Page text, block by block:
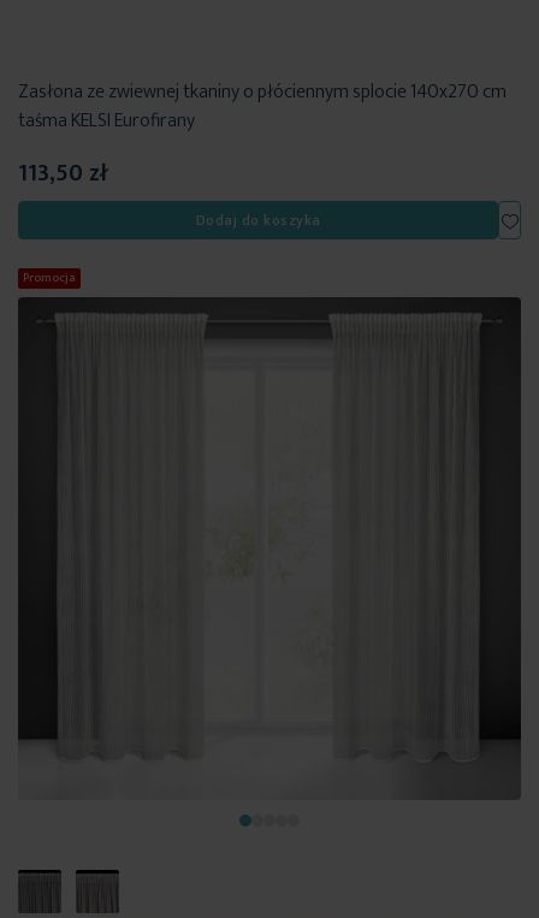
Zasłona ze zwiewnej tkaniny o płóciennym splocie 140x270 cm
taśma KELSI Eurofirany
113,50 zł
Dodaj do koszyka
Promocja